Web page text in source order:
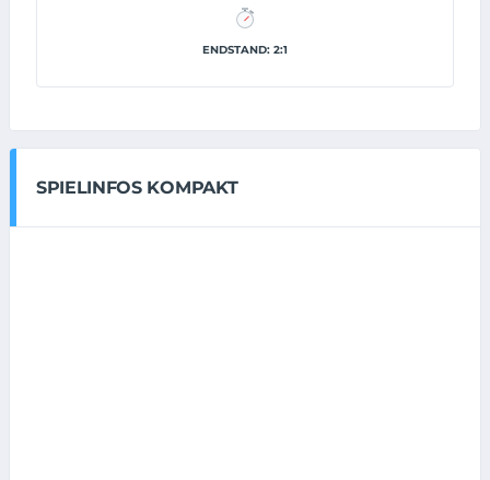
ENDSTAND: 2:1
SPIELINFOS KOMPAKT